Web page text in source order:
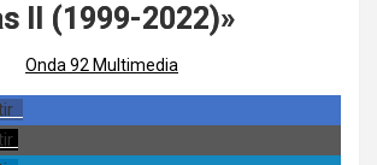
II (1999-2022)»
Onda 92 Multimedia